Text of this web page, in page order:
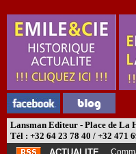
Lansman Editeur - Place de La
Tél : +32 64 23 78 40 / +32 471